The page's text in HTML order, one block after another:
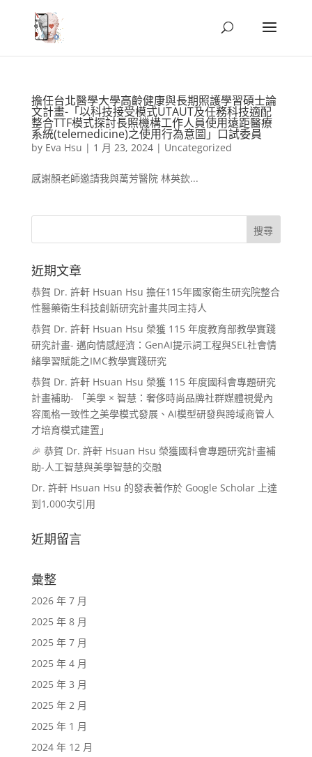
擔任台北醫學大學高齡健康與長期照護學習碩士論
文計畫-「以科技接受模式UTAUT及任務科技適配
整合TTF模式探討長照機構工作人員使用遠距醫療
系統(telemedicine)之使用行為意圖」口試委員
by Eva Hsu | 1 月 23, 2024| Uncategorized
感謝顏老師邀請我與萬芳醫院 林英欽...
近期文章
恭賀 Dr. 許軒 Hsuan Hsu 擔任115年國家衛生研究院整合
性醫藥衛生科技創新研究計畫共同主持人
恭賀 Dr. 許軒 Hsuan Hsu 榮獲 115 年度教育部教學實踐
研究計畫- 邁向情感經濟：GenAI提示詞工程與SEL社會情
緒學習賦能之IMC教學實踐研究
恭賀 Dr. 許軒 Hsuan Hsu 榮獲 115 年度國科會專題研究
計畫補助- 「美學 × 智慧：奢侈時尚品牌社群媒體視覺內
容風格一致性之美學模式發展、AI模型研發與跨域商管人
才培育模式建置」
🎉 恭賀 Dr. 許軒 Hsuan Hsu 榮獲國科會專題研究計畫補
助-人工智慧與美學智慧的交融
Dr. 許軒 Hsuan Hsu 的發表著作於 Google Scholar 上達
到1,000次引用
近期留言
彙整
2026 年 7 月
2025 年 8 月
2025 年 7 月
2025 年 4 月
2025 年 3 月
2025 年 2 月
2025 年 1 月
2024 年 12 月